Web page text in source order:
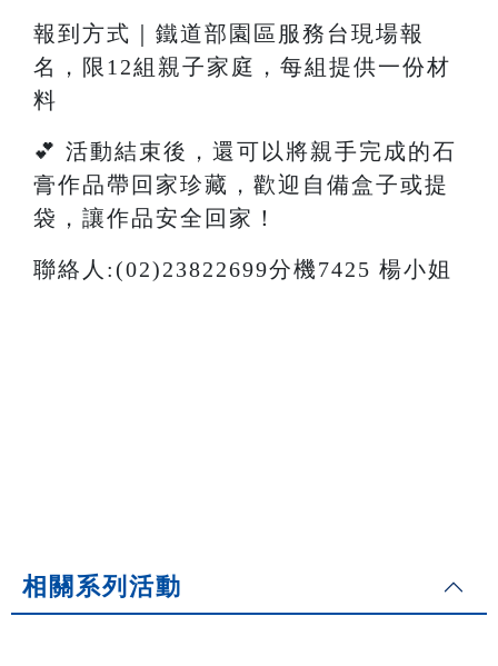
報到方式｜鐵道部園區服務台現場報
名，限12組親子家庭，每組提供一份材
料
💕 活動結束後，還可以將親手完成的石
膏作品帶回家珍藏，歡迎自備盒子或提
袋，讓作品安全回家！
聯絡人:(02)23822699分機7425 楊小姐
相關系列活動